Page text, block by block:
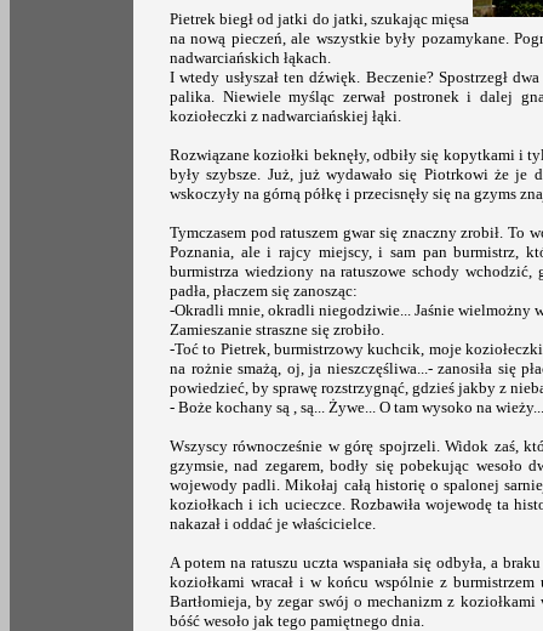
Pietrek biegł od jatki do jatki, szukając mięsa
na nową pieczeń, ale wszystkie były pozamykane.
nadwarciańskich łąkach.
I wtedy usłyszał ten dźwięk. Beczenie? Spostrzegł
palika. Niewiele myśląc zerwał postronek i dalej
koziołeczki z nadwarciańskiej łąki.
Rozwiązane koziołki beknęły, odbiły się kopytkami i
były szybsze. Już, już wydawało się Piotrkowi że
wskoczyły na górną półkę i przecisnęły się na gzyms
Tymczasem pod ratuszem gwar się znaczny zrobił. To
Poznania, ale i rajcy miejscy, i sam pan burmistrz,
burmistrza wiedziony na ratuszowe schody
padła, płaczem się zanosząc:
-Okradli mnie, okradli niegodziwie... Jaśnie wielmożny
Zamieszanie straszne się zrobiło.
-Toć to Pietrek, burmistrzowy kuchcik, moje
na rożnie smażą, oj, ja nieszczęśliwa...- zanosiła się
powiedzieć, by sprawę rozstrzygnąć, gdzieś jakby z
- Boże kochany są , są... Żywe... O tam wysoko na wieży...
Wszyscy równocześnie w górę spojrzeli. Widok zaś,
gzymsie, nad zegarem, bodły się pobekując wesoło
wojewody padli. Mikołaj całą historię o spalonej
koziołkach i ich ucieczce. Rozbawiła wojewodę ta
nakazał i oddać je właścicielce.
A potem na ratuszu uczta wspaniała się odbyła, a
koziołkami wracał i w końcu wspólnie z
Bartłomieja, by zegar swój o mechanizm z
bóść wesoło jak tego pamiętnego dnia.